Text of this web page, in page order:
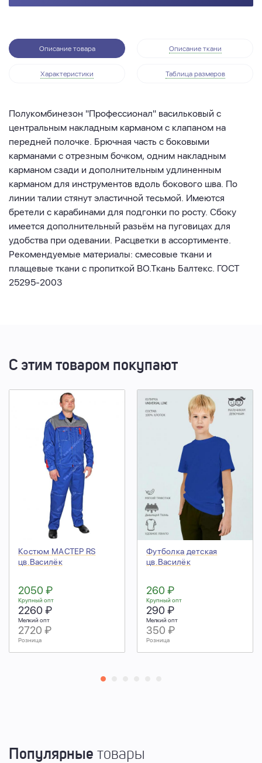
Описание товара Описание ткани
Характеристики Таблица размеров
Полукомбинезон "Профессионал" васильковый с
центральным накладным карманом с клапаном на
передней полочке. Брючная часть с боковыми
карманами с отрезным бочком, одним накладным
карманом сзади и дополнительным удлиненным
карманом для инструментов вдоль бокового шва. По
линии талии стянут эластичной тесьмой. Имеются
бретели с карабинами для подгонки по росту. Сбоку
имеется дополнительный разьём на пуговицах для
удобства при одевании. Расцветки в ассортименте.
Рекомендуемые материалы: смесовые ткани и
плащевые ткани с пропиткой ВО.Ткань Балтекс. ГОСТ
25295-2003
С этим товаром покупают
Костюм МАСТЕР RS
цв.Василёк
2050 ₽
Крупный опт
2260 ₽
Мелкий опт
2720 ₽
Розница
Футболка детская
цв.Василёк
260 ₽
Крупный опт
290 ₽
Мелкий опт
350 ₽
Розница
Популярные товары